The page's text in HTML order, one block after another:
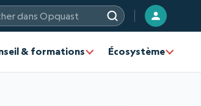
sur les sites Opquast
& formations Écosystème